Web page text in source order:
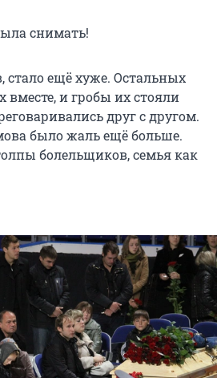
снимать!
стало ещё хуже. Остальных
вместе, и гробы их стояли
друг с другом.
было жаль ещё больше.
болельщиков, семья как